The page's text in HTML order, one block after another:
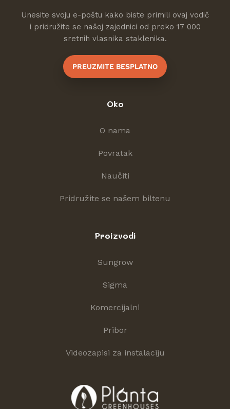
Unesite svoju e-poštu kako biste primili ovaj vodič
i pridružite se našoj zajednici od preko 17 000
sretnih vlasnika staklenika.
PREUZMITE BESPLATNO
Oko
O nama
Povratak
Naučiti
Pridružite se našem biltenu
Proizvodi
Sungrow
Sigma
Komercijalni
Pribor
Videozapisi za instalaciju